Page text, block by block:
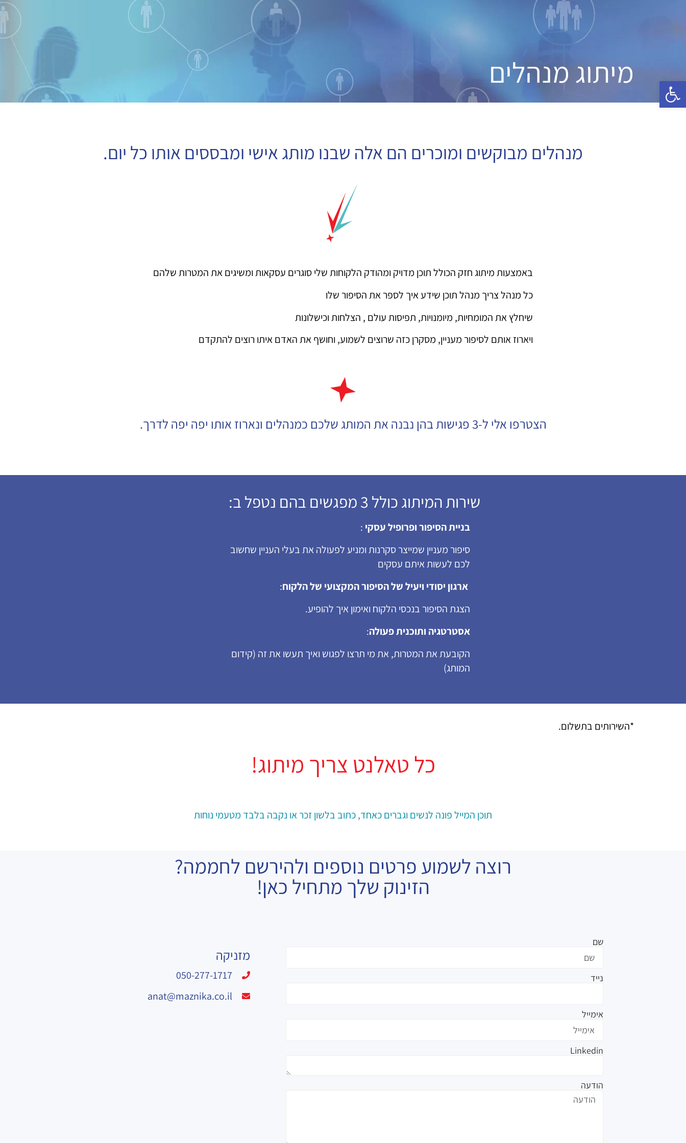
פתח סרגל נגישות מיתוג מנהלים
מנהלים מבוקשים ומוכרים הם אלה שבנו מותג אישי ומבססים אותו כל יום.
באמצעות מיתוג חזק הכולל תוכן מדויק ומהודק הלקוחות שלי סוגרים עסקאות ומשיגים את המטרות שלהם
כל מנהל צריך מנהל תוכן שידע איך לספר את הסיפור שלו
שיחלץ את המומחיות, מיומנויות, תפיסות עולם , הצלחות וכישלונות
ויארוז אותם לסיפור מעניין, מסקרן כזה שרוצים לשמוע, וחושף את האדם איתו רוצים להתקדם
הצטרפו אלי ל-3 פגישות בהן נבנה את המותג שלכם כמנהלים ונארוז אותו יפה יפה לדרך.
שירות המיתוג כולל 3 מפגשים בהם נטפל ב:
בניית הסיפור ופרופיל עסקי :
סיפור מעניין שמייצר סקרנות ומניע לפעולה את בעלי העניין שחשוב
לכם לעשות איתם עסקים
ארגון יסודי ויעיל של הסיפור המקצועי של הלקוח:
הצגת הסיפור בנכסי הלקוח ואימון איך להופיע.
אסטרטגיה ותוכנית פעולה:
הקובעת את המטרות, את מי תרצו לפגוש ואיך תעשו את זה (קידום
המותג)
*השירותים בתשלום.
כל טאלנט צריך מיתוג!
תוכן המייל פונה לנשים וגברים כאחד, כתוב בלשון זכר או נקבה בלבד מטעמי נוחות
רוצה לשמוע פרטים נוספים ולהירשם לחממה?
הזינוק שלך מתחיל כאן!
שם
נייד
אימייל
Linkedin
הודעה
מזניקה
050-277-1717
anat@maznika.co.il